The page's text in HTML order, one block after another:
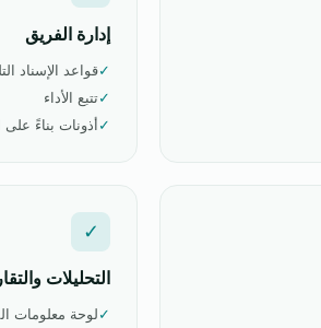
إدارة الفريق
✓قواعد الإسناد
✓تتبع الأداء
✓ أذونات بناءً على
✓
التحليلات
✓لوحة معلومات